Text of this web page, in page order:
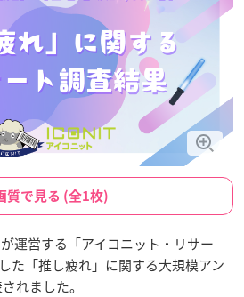
質で見る (全1枚)
運営する「アイコニット・リサー
た「推し疲れ」に関する大規模アン
れました。